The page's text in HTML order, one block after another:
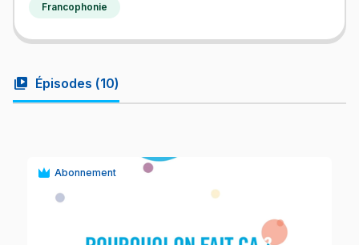
Francophonie
video_library Épisodes (10)
Abonnement